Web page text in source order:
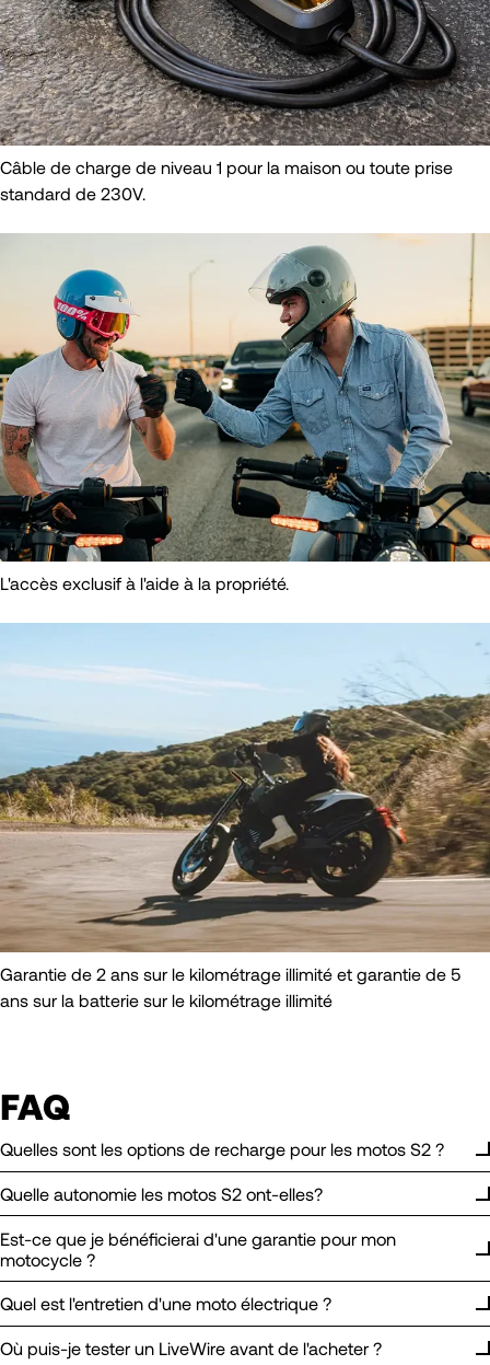
Câble de charge de niveau 1 pour la maison ou toute prise
standard de 230V.
L'accès exclusif à l'aide à la propriété.
Garantie de 2 ans sur le kilométrage illimité et garantie de 5
ans sur la batterie sur le kilométrage illimité
FAQ
Quelles sont les options de recharge pour les motos S2 ?
Quelle autonomie les motos S2 ont-elles?
Est-ce que je bénéficierai d'une garantie pour mon
motocycle ?
Quel est l'entretien d'une moto électrique ?
Où puis-je tester un LiveWire avant de l'acheter ?